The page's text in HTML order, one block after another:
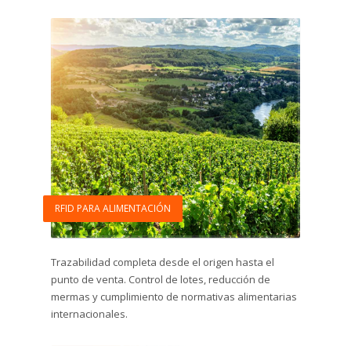
RFID PARA ALIMENTACIÓN
Trazabilidad completa desde el origen hasta el
punto de venta. Control de lotes, reducción de
mermas y cumplimiento de normativas alimentarias
internacionales.